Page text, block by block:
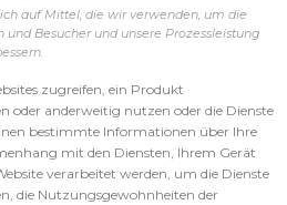
auf Mittel, die wir verwenden, um die
und Besucher und unsere Prozessleistung
zugreifen, ein Produkt
oder anderweitig nutzen oder die Dienste
bestimmte Informationen über Ihre
mit den Diensten, Ihrem Gerät
verarbeitet werden, um die Dienste
die Nutzungsgewohnheiten der